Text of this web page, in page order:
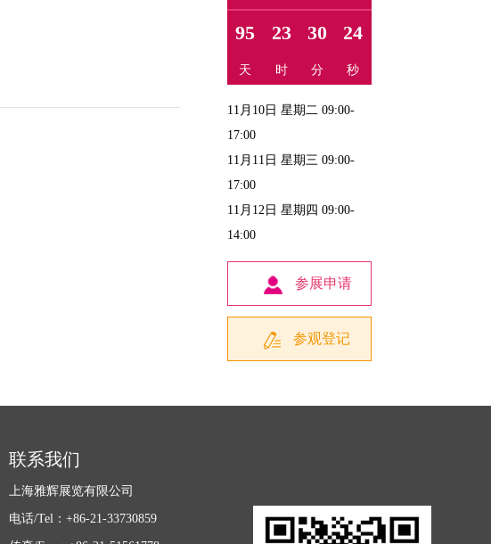
95 23 30 23
天 时 分 秒
11月10日 星期二 09:00-
17:00
11月11日 星期三 09:00-
17:00
11月12日 星期四 09:00-
14:00
参展申请
参观登记
联系我们
上海雅辉展览有限公司
电话/Tel：+86-21-33730859